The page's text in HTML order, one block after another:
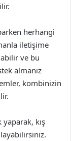
herhangi
iletişime
ve bu
almanız
kombinizin
kış